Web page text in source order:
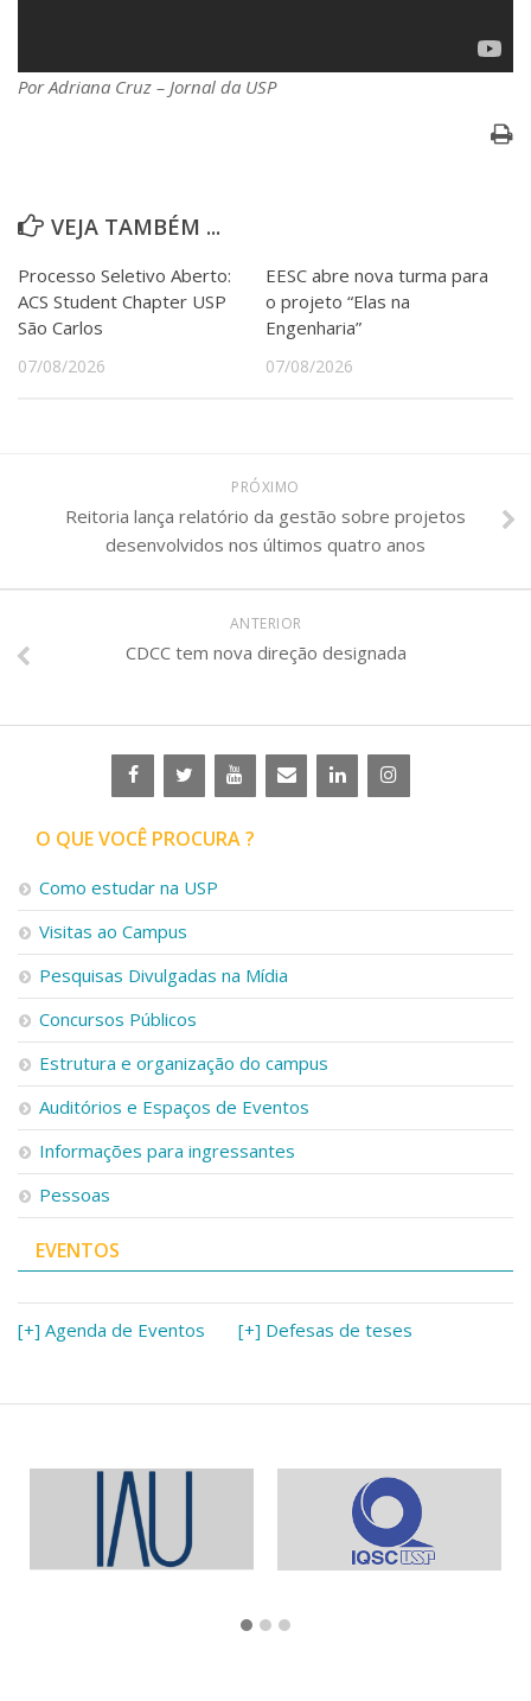
Por Adriana Cruz – Jornal da USP
VEJA TAMBÉM ...
Processo Seletivo Aberto:
ACS Student Chapter USP
São Carlos
07/08/2026
EESC abre nova turma para
o projeto “Elas na
Engenharia”
07/08/2026
PRÓXIMO
Reitoria lança relatório da gestão sobre projetos
desenvolvidos nos últimos quatro anos
ANTERIOR
CDCC tem nova direção designada
O QUE VOCÊ PROCURA ?
Como estudar na USP
Visitas ao Campus
Pesquisas Divulgadas na Mídia
Concursos Públicos
Estrutura e organização do campus
Auditórios e Espaços de Eventos
Informações para ingressantes
Pessoas
EVENTOS
[+] Agenda de Eventos [+] Defesas de teses